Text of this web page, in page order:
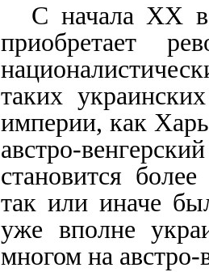
С начала XX
приобретает
таких
империи, как
австро-
становится
так или иначе
уже вполне
многом на австро-